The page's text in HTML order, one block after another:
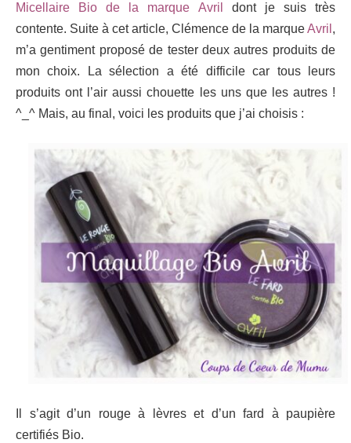
Micellaire Bio de la marque Avril
dont je suis très
contente. Suite à cet article, Clémence de la marqueAvril ,
m’a gentiment proposé de tester deux autres produits de
mon choix. La sélection a été difficile car tous leurs
produits ont l’air aussi chouette les uns que les autres !
^_^ Mais, au final, voici les produits que j’ai choisis :
Il s’agit d’un rouge à lèvres et d’un fard à paupière
certifiés Bio.